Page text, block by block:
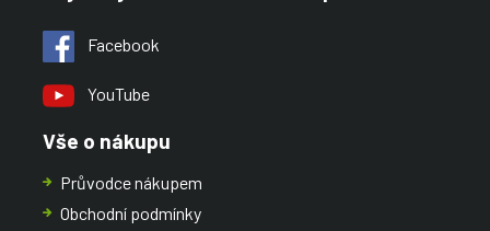
Facebook
YouTube
Vše o nákupu
Průvodce nákupem
Obchodní podmínky